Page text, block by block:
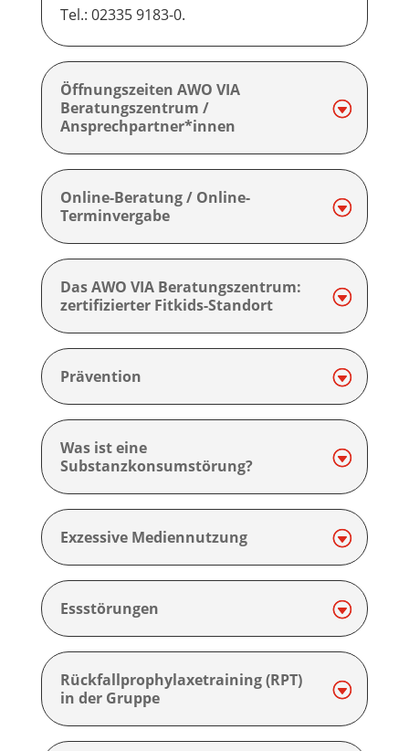
Tel.: 02335 9183-0.
Öffnungszeiten AWO VIA
Beratungszentrum /
Ansprechpartner*innen
Online-Beratung / Online-
Terminvergabe
Das AWO VIA Beratungszentrum:
zertifizierter Fitkids-Standort
Prävention
Was ist eine
Substanzkonsumstörung?
Exzessive Mediennutzung
Essstörungen
Rückfallprophylaxetraining (RPT)
in der Gruppe